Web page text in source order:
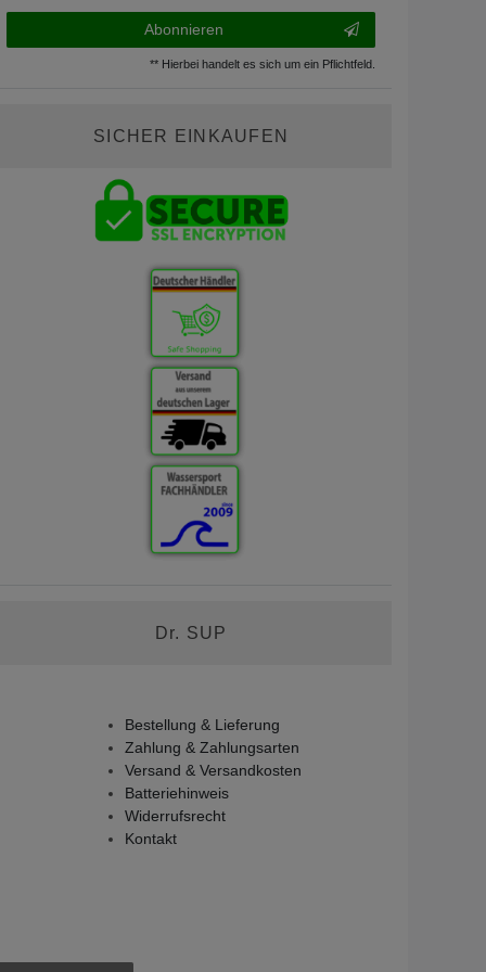
Abonnieren
** Hierbei handelt es sich um ein Pflichtfeld.
SICHER EINKAUFEN
Dr. SUP
Bestellung & Lieferung
Zahlung & Zahlungsarten
Versand & Versandkosten
Batteriehinweis
Widerrufsrecht
Kontakt